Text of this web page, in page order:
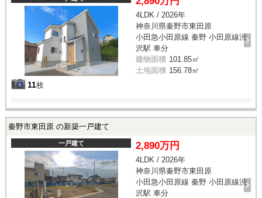
11枚
4LDK / 2026年
神奈川県秦野市東田原
小田急小田原線 秦野 小田原線渋
沢駅 車分
建物面積 101.85㎡
土地面積 156.78㎡
秦野市東田原 の新築一戸建て
一戸建て 2,890万円
4LDK / 2026年
神奈川県秦野市東田原
小田急小田原線 秦野 小田原線渋
沢駅 車分